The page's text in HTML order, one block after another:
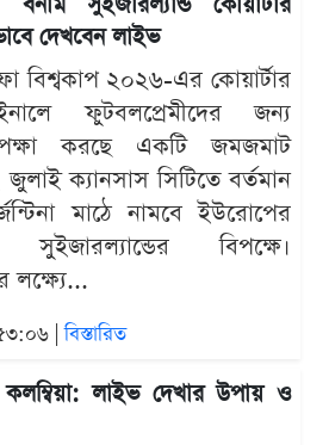
দেখবেন লাইভ
বিশ্বকাপ ২০২৬-এর কোয়ার্টার
ফুটবলপ্রেমীদের জন্য
করছে একটি জমজমাট
ক্যানসাস সিটিতে বর্তমান
মাঠে নামবে ইউরোপের
বিপক্ষে।
লক্ষ্যে...
|বিস্তারিত
কলম্বিয়া: লাইভ দেখার উপায় ও